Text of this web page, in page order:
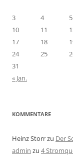
3
4 5
10
11
17
18
24
25
31
« Jan.
KOMMENTARE
Heinz Storrzu Der
admin zu 4